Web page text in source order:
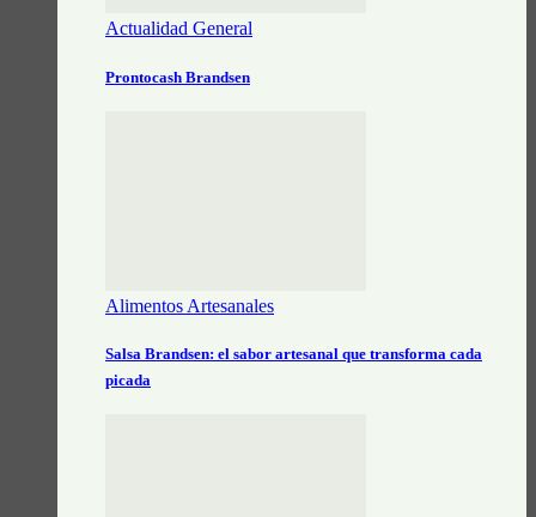
Actualidad General
Prontocash Brandsen
Alimentos Artesanales
Salsa Brandsen: el sabor artesanal que transforma cada
picada